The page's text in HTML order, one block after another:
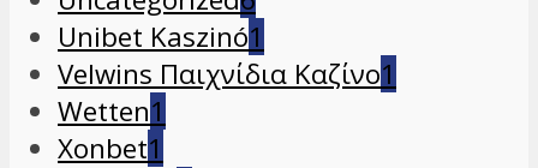
Unibet Kaszinó1
Velwins Παιχνίδια Καζίνο1
Wetten1
Xonbet1